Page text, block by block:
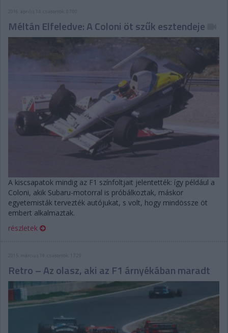
2016. április 14. csütörtök, 07:00
Méltán Elfeledve: A Coloni öt szűk esztendeje
A kiscsapatok mindig az F1 színfoltjait jelentették: így például a
Coloni, akik Subaru-motorral is próbálkoztak, máskor
egyetemisták tervezték autójukat, s volt, hogy mindössze öt
embert alkalmaztak.
részletek
2015. március 19. csütörtök, 17:29
Retro – Az olasz, aki az F1 árnyékában maradt